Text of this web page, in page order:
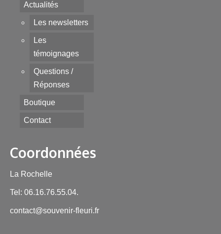
Actualités
Les newsletters
Les
témoignages
Questions /
Réponses
Boutique
Contact
Coordonnées
La Rochelle
Tel: 06.16.76.55.04.
contact@souvenir-fleuri.fr